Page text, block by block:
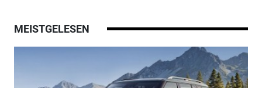
MEISTGELESEN